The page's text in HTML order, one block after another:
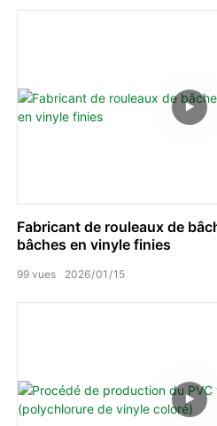
Fabricant de rouleaux de
bâches en vinyle finies
2026 01 15
99 vues